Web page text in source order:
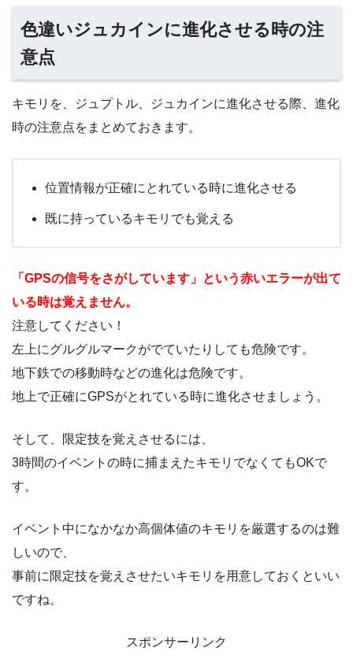
色違いジュカインに進化させる時の注
意点
キモリを、ジュプトル、ジュカインに進化させる際、進化
時の注意点をまとめておきます。
位置情報が正確にとれている時に進化させる
既に持っているキモリでも覚える
「GPSの信号をさがしています」という赤いエラーが出て
いる時は覚えません。
注意してください！
左上にグルグルマークがでていたりしても危険です。
地下鉄での移動時などの進化は危険です。
地上で正確にGPSがとれている時に進化させましょう。
そして、限定技を覚えさせるには、
3時間のイベントの時に捕まえたキモリでなくてもOKで
す。
イベント中になかなか高個体値のキモリを厳選するのは難
しいので、
事前に限定技を覚えさせたいキモリを用意しておくといい
ですね。
スポンサーリンク